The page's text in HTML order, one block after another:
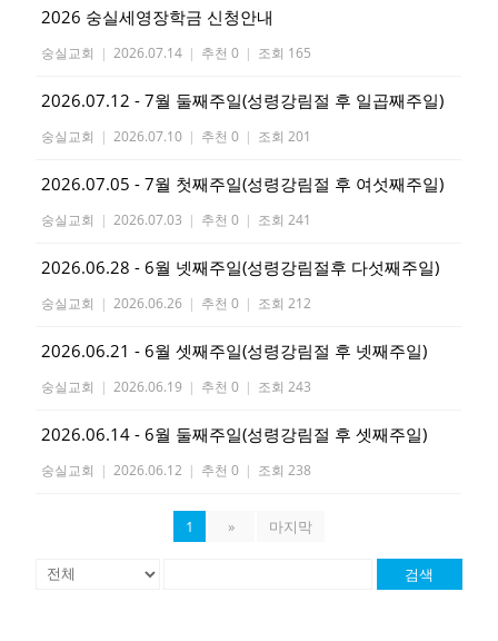
2026 숭실세영장학금 신청안내
숭실교회 | 2026.07.14 | 추천 0 | 조회 165
2026.07.12 - 7월 둘째주일(성령강림절 후 일곱째주일)
숭실교회 | 2026.07.10 | 추천 0 | 조회 201
2026.07.05 - 7월 첫째주일(성령강림절 후 여섯째주일)
숭실교회 | 2026.07.03 | 추천 0 | 조회 241
2026.06.28 - 6월 넷째주일(성령강림절후 다섯째주일)
숭실교회 | 2026.06.26 | 추천 0 | 조회 212
2026.06.21 - 6월 셋째주일(성령강림절 후 넷째주일)
숭실교회 | 2026.06.19 | 추천 0 | 조회 243
2026.06.14 - 6월 둘째주일(성령강림절 후 셋째주일)
숭실교회 | 2026.06.12 | 추천 0 | 조회 238
1 » 마지막
검색